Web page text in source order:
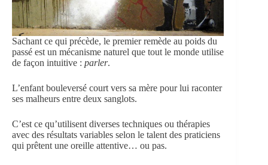
Sachant ce qui précède, le premier remède au poids du
passé est un mécanisme naturel que tout le monde utilise
de façon intuitive : parler.
L’enfant bouleversé court vers sa mère pour lui raconter
ses malheurs entre deux sanglots.
C’est ce qu’utilisent diverses techniques ou thérapies
avec des résultats variables selon le talent des praticiens
qui prêtent une oreille attentive… ou pas.